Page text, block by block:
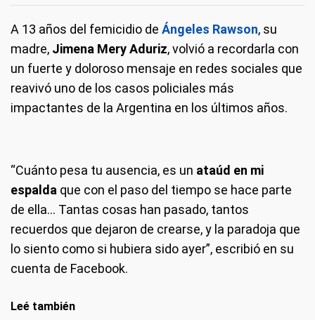
A 13 años del femicidio de Ángeles Rawson, su
madre, Jimena Mery Aduriz, volvió a recordarla con
un fuerte y doloroso mensaje en redes sociales que
reavivó uno de los casos policiales más
impactantes de la Argentina en los últimos años.
“Cuánto pesa tu ausencia, es un ataúd en mi
espalda que con el paso del tiempo se hace parte
de ella... Tantas cosas han pasado, tantos
recuerdos que dejaron de crearse, y la paradoja que
lo siento como si hubiera sido ayer”, escribió en su
cuenta de Facebook.
Leé también